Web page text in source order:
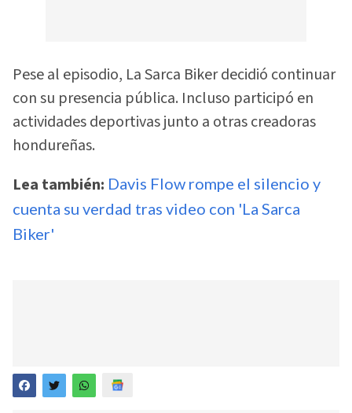
Pese al episodio, La Sarca Biker decidió continuar
con su presencia pública. Incluso participó en
actividades deportivas junto a otras creadoras
hondureñas.
Lea también: Davis Flow rompe el silencio y
cuenta su verdad tras video con 'La Sarca
Biker'